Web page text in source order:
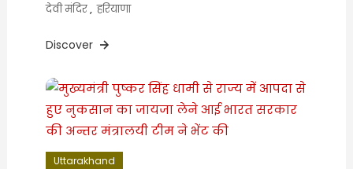
देवी मंदिर, हरियाणा
Discover
Uttarakhand